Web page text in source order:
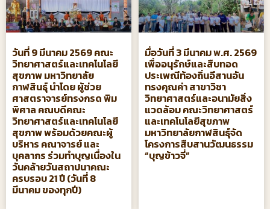
วันที่ 9 มีนาคม 2569 คณะ
วิทยาศาสตร์และเทคโนโลยี
สุขภาพ มหาวิทยาลัย
กาฬสินธุ์ นำโดย ผู้ช่วย
ศาสตราจารย์ทรงกรด พิม
พิศาล คณบดีคณะ
วิทยาศาสตร์และเทคโนโลยี
สุขภาพ พร้อมด้วยคณะผู้
บริหาร คณาจารย์ และ
บุคลากร ร่วมทำบุญเนื่องใน
วันคล้ายวันสถาปนาคณะ
ครบรอบ 21 ปี (วันที่ 8
มีนาคม ของทุกปี)
มื่อวันที่ 3 มีนาคม พ.ศ. 2569
เพื่ออนุรักษ์และสืบทอด
ประเพณีท้องถิ่นอีสานอัน
ทรงคุณค่า สาขาวิชา
วิทยาศาสตร์และอนามัยสิ่ง
แวดล้อม คณะวิทยาศาสตร์
และเทคโนโลยีสุขภาพ
มหาวิทยาลัยกาฬสินธุ์จัด
โครงการสืบสานวัฒนธรรม
“บุญข้าวจี่”